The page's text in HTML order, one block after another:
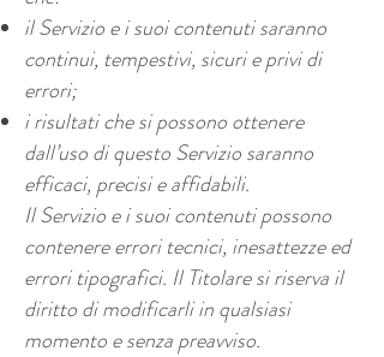
il Servizio e i suoi contenuti saranno
continui, tempestivi, sicuri e privi di
errori;
i risultati che si possono ottenere
dall’uso di questo Servizio saranno
efficaci, precisi e affidabili.
Il Servizio e i suoi contenuti possono
contenere errori tecnici, inesattezze ed
errori tipografici. Il Titolare si riserva il
diritto di modificarli in qualsiasi
momento e senza preavviso.